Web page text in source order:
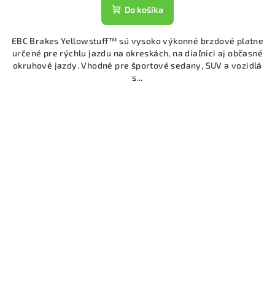
Do košíka
EBC Brakes Yellowstuff™ sú vysoko výkonné brzdové platne
určené pre rýchlu jazdu na okreskách, na diaľnici aj občasné
okruhové jazdy. Vhodné pre športové sedany, SUV a vozidlá
s...